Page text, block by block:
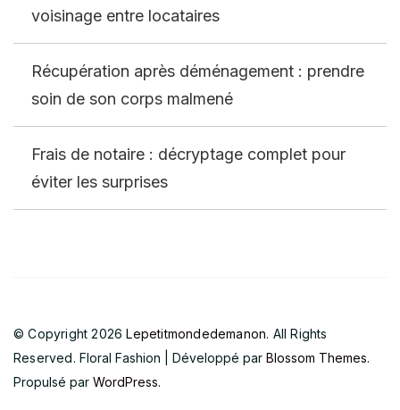
voisinage entre locataires
Récupération après déménagement : prendre
soin de son corps malmené
Frais de notaire : décryptage complet pour
éviter les surprises
© Copyright 2026Lepetitmondedemanon. All Rights
Reserved. Floral Fashion | Développé par Blossom Themes.
Propulsé par WordPress.